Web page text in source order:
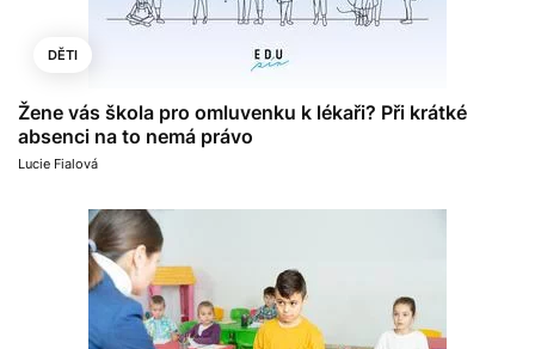
DĚTI
Žene vás škola pro omluvenku k lékaři? Při krátké
absenci na to nemá právo
Lucie Fialová